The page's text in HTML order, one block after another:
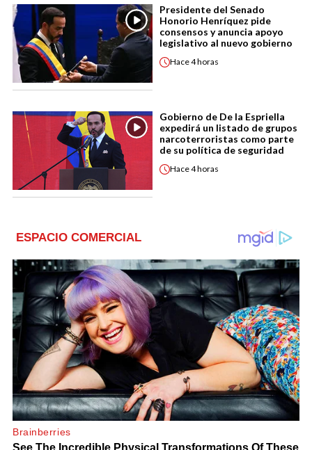
Presidente del Senado
Honorio Henríquez pide
consensos y anuncia apoyo
legislativo al nuevo gobierno
Hace4 horas
Gobierno de De la Espriella
expedirá un listado de grupos
narcoterroristas como parte
de su política de seguridad
Hace4 horas